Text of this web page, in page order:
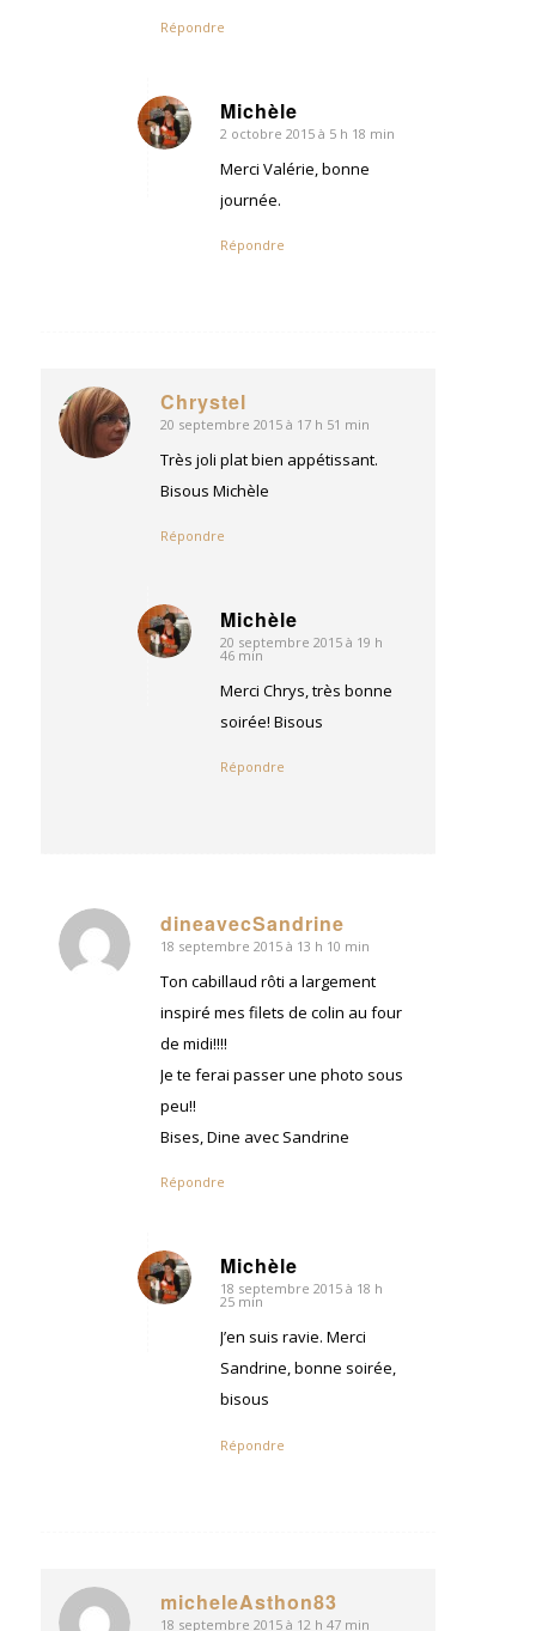
Répondre
Michèle
dit
2 octobre 2015 à 5 h 18 min
Merci Valérie, bonne
journée.
Répondre
Chrystel
dit
:
20 septembre 2015 à 17 h 51 min
Très joli plat bien appétissant.
Bisous Michèle
Répondre
Michèle
dit
20 septembre 2015 à 19 h
46 min
Merci Chrys, très bonne
soirée! Bisous
Répondre
dineavecSandrine
dit
18 septembre 2015 à 13 h 10 min
Ton cabillaud rôti a largement
inspiré mes filets de colin au four
de midi!!!!
Je te ferai passer une photo sous
peu!!
Bises, Dine avec Sandrine
Répondre
Michèle
dit
18 septembre 2015 à 18 h
25 min
J’en suis ravie. Merci
Sandrine, bonne soirée,
bisous
Répondre
micheleAsthon83
18 septembre 2015 à 12 h 47 min